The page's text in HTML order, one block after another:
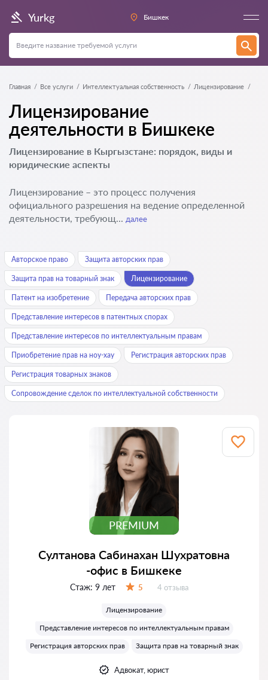
Yurkg Бишкек
Главная Все услуги Интеллектуальная собственность Лицензирование
Лицензирование
деятельности в Бишкеке
Лицензирование в Кыргызстане: порядок, виды и
юридические аспекты
Лицензирование – это процесс получения
официального разрешения на ведение определенной
деятельности, требующ... далее
Авторское право Защита авторских прав
Защита прав на товарный знак Лицензирование
Патент на изобретение Передача авторских прав
Представление интересов в патентных спорах
Представление интересов по интеллектуальным правам
Приобретение прав на ноу-хау Регистрация авторских прав
Регистрация товарных знаков
Сопровождение сделок по интеллектуальной собственности
PREMIUM
Султанова Сабинахан Шухратовна
-офис в Бишкеке
Стаж: 9 лет 5 Отзывов:
4 отзыва
Лицензирование
Представление интересов по интеллектуальным правам
Регистрация авторских прав
Защита прав на товарный знак
Адвокат, юрист